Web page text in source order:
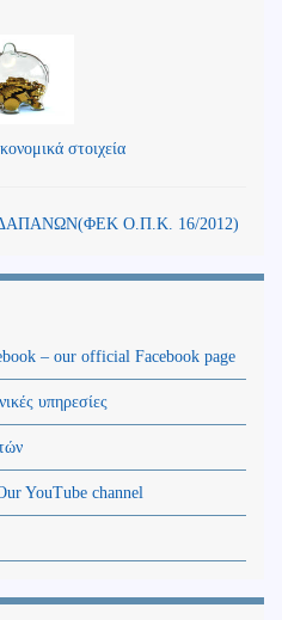
στοιχεία
Ο.Π.Κ. 16/2012)
– our official Facebook page
υπηρεσίες
YouTube channel